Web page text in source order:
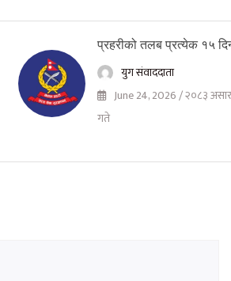
प्रहरीको तलब प्रत्येक १५
युग संवाददाता
June 24, 2026 / २०८३
गते